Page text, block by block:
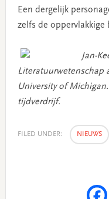
Een dergelijk
zelfs de oppervlakkige
Jan-
Literatuurwetenschap
University of
tijdverdrijf.
FILED UNDER: NIEUWS